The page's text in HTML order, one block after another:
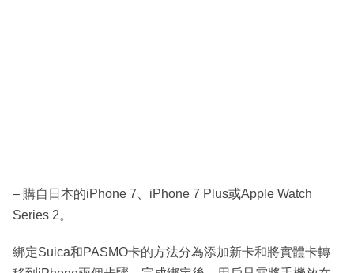
– 購自日本的iPhone 7、iPhone 7 Plus或Apple Watch
Series 2。
綁定Suica和PASMO卡的方法分為添加新卡和將實體卡轉